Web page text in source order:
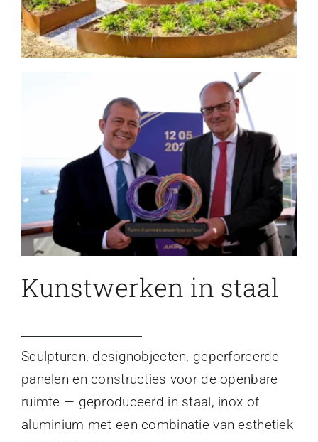
Kunstwerken in staal
Sculpturen, designobjecten, geperforeerde
panelen en constructies voor de openbare
ruimte — geproduceerd in staal, inox of
aluminium met een combinatie van esthetiek